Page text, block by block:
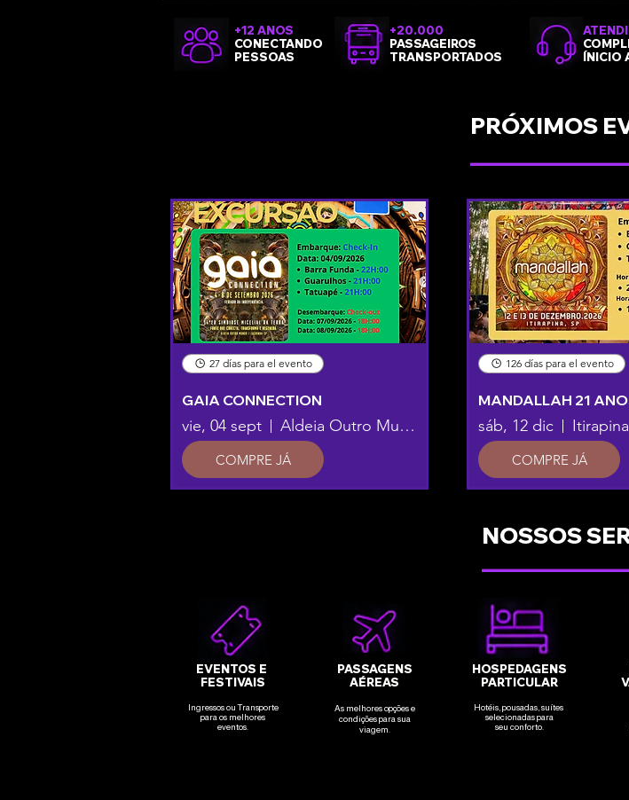
+12 ANOS
CONECTANDO
PESSOAS
+20.000
PASSAGEIROS
TRANSPORTADOS
ÍNICIO
PRÓXIMOS
27 días para el evento
GAIA CONNECTION
vie, 04 sept Aldeia Outro Mundo
COMPRE JÁ
126 días para el evento
MANDALLAH 21
sáb, 12 dic Itirapina
COMPRE JÁ
NOSSOS
EVENTOS E
FESTIVAIS
Ingressos ou Transporte
para os melhores
eventos.
PASSAGENS
AÉREAS
As melhores opções e
condições para sua
viagem.
HOSPEDAGENS
PARTICULAR
Hotéis, pousadas, suítes
selecionadas para
seu conforto.